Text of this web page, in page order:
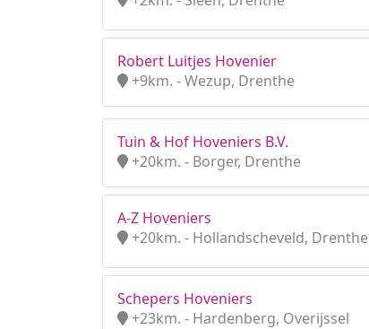
Robert Luitjes Hovenier
+9km. - Wezup, Drenthe
Tuin & Hof Hoveniers B.V.
+20km. - Borger, Drenthe
A-Z Hoveniers
+20km. - Hollandscheveld, Drenthe
Schepers Hoveniers
+23km. - Hardenberg, Overijssel